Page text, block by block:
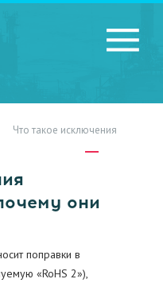
Что такое исключения
они
поправки в
«RoHS 2»),